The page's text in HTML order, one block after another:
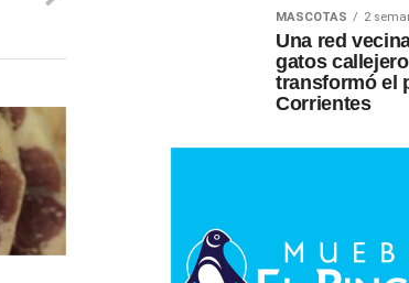
MASCOTAS 2
Una red
gatos
transformó el
Corrientes